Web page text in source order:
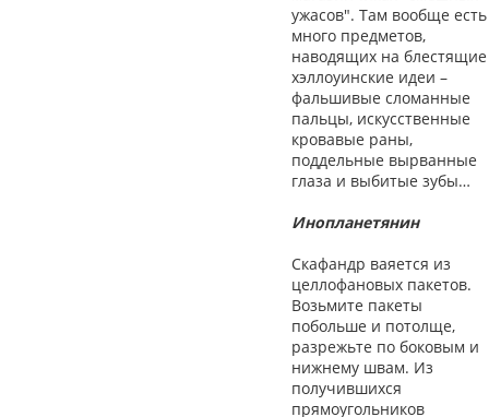
ужасов". Там вообще есть
много предметов,
наводящих на блестящие
хэллоуинские идеи –
фальшивые сломанные
пальцы, искусственные
кровавые раны,
поддельные вырванные
глаза и выбитые зубы…
Инопланетянин
Скафандр ваяется из
целлофановых пакетов.
Возьмите пакеты
побольше и потолще,
разрежьте по боковым и
нижнему швам. Из
получившихся
прямоугольников